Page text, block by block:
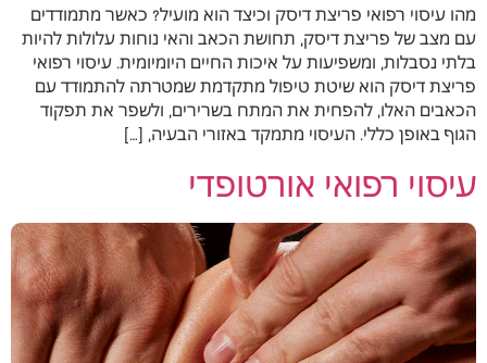
מהו עיסוי רפואי פריצת דיסק וכיצד הוא מועיל? כאשר מתמודדים
עם מצב של פריצת דיסק, תחושת הכאב והאי נוחות עלולות להיות
בלתי נסבלות, ומשפיעות על איכות החיים היומיומית. עיסוי רפואי
פריצת דיסק הוא שיטת טיפול מתקדמת שמטרתה להתמודד עם
הכאבים האלו, להפחית את המתח בשרירים, ולשפר את תפקוד
הגוף באופן כללי. העיסוי מתמקד באזורי הבעיה, […]
עיסוי רפואי אורטופדי